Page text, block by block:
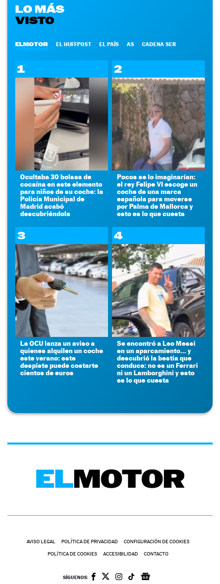
LO MÁS
VISTO
ELMOTOR EL HUFFPOST EL PAÍS AS CADENA SER
1
Ocultaba 30 bolsas de
cocaína en este elemento
para niños de su coche: la
Policía Municipal de
Madrid acabó
descubriéndola
2
Pocos se lo imaginarían:
el rey Felipe VI escoge un
coche de una marca
española para moverse
por Palma de Mallorca y
esto es lo que cuesta
3
La OCU lanza un aviso a
quienes alquilen un coche
este verano: este
despiste puede costarte
cientos de euros
4
Se encontró a Leo Messi
en un aparcamiento... y
descubrió la bestia que
conduce: no es un Ferrari
ni un Lamborghini y esto
es lo que cuesta
AVISO LEGAL POLÍTICA DE PRIVACIDAD CONFIGURACIÓN DE COOKIES
POLÍTICA DE COOKIES ACCESIBILIDAD CONTACTO
SÍGUENOS: